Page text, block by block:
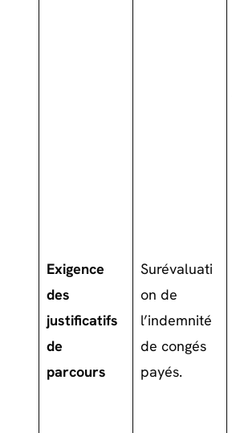
Exigence
des
justificatifs
de
parcours
Surévaluati
on de
l’indemnité
de congés
payés.